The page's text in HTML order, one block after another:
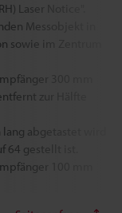
Laser Notice".
Messobjekt in
sowie im Zentrum
300 mm
zur Hälfte
abgetastet wird
gestellt ist.
100 mm